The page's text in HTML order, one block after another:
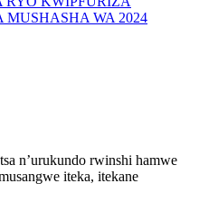
n’urukundo rwinshi hamwe
iteka, itekane